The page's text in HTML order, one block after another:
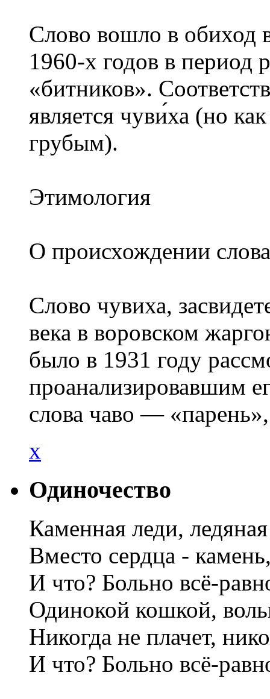
Слово вошло в обиход
1960-х годов в период
«битников».
является чуви́ха (но
грубым).
Этимология
О происхождении
Слово чувиха,
века в воровском
было в 1931 году
проанализировавшим
слова чаво —
x
Одиночество
Каменная леди, ледяная
Вместо сердца -
И что? Больно всё-
Одинокой кошкой,
Никогда не плачет,
И что? Больно всё-